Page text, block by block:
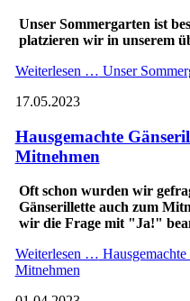
Unser Sommergarten ist
platzieren wir in unserem
Weiterlesen … Unser
17.05.2023
Hausgemachte
Mitnehmen
Oft schon wurden wir
Gänserillette auch zum
wir die Frage mit "Ja!"
Weiterlesen …
Mitnehmen